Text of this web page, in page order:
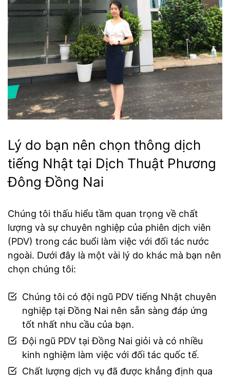
Lý do bạn nên chọn thông dịch
tiếng Nhật tại Dịch Thuật Phương
Đông Đồng Nai
Chúng tôi thấu hiểu tầm quan trọng về chất
lượng và sự chuyên nghiệp của phiên dịch viên
(PDV) trong các buổi làm việc với đối tác nước
ngoài. Dưới đây là một vài lý do khác mà bạn nên
chọn chúng tôi:
Chúng tôi có đội ngũ PDV tiếng Nhật chuyên
nghiệp tại Đồng Nai nên sẵn sàng đáp ứng
tốt nhất nhu cầu của bạn.
Đội ngũ PDV tại Đồng Nai giỏi và có nhiều
kinh nghiệm làm việc với đối tác quốc tế.
Chất lượng dịch vụ đã được khẳng định qua